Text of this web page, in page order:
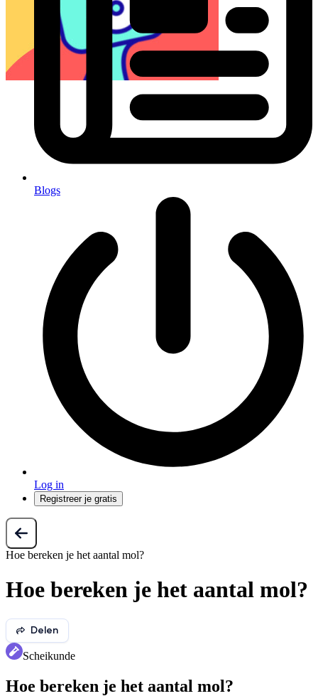
Blogs
Log in
Registreer je gratis
Hoe bereken je het aantal mol?
Hoe bereken je het aantal mol?
Delen
Scheikunde
Hoe bereken je het aantal mol?